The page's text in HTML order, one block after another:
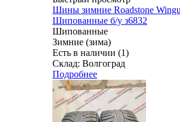
Шины зимние Roadstone
Шипованные б/у з6832
Шипованные
Зимние (зима)
Есть в наличии (1)
Склад: Волгоград
Подробнее